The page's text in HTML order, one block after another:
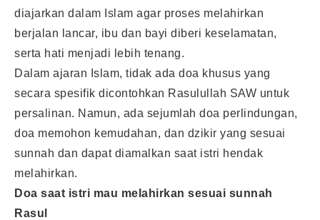
diajarkan dalam Islam agar proses melahirkan
berjalan lancar, ibu dan bayi diberi keselamatan,
serta hati menjadi lebih tenang.
Dalam ajaran Islam, tidak ada doa khusus yang
secara spesifik dicontohkan Rasulullah SAW untuk
persalinan. Namun, ada sejumlah doa perlindungan,
doa memohon kemudahan, dan dzikir yang sesuai
sunnah dan dapat diamalkan saat istri hendak
melahirkan.
Doa saat istri mau melahirkan sesuai sunnah
Rasul